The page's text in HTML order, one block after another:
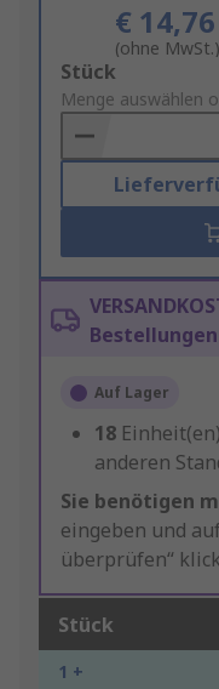
€ 14,76
(ohne MwSt.)
Add
to
Basket
Stück
Menge auswählen
Auf Lager
18
anderen
Sie benötigen
eingeben und
überprüfen“
Stück
1 +